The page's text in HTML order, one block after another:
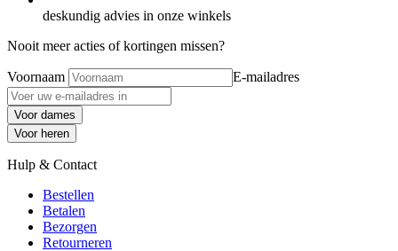
deskundig advies in onze winkels
Nooit meer acties of kortingen missen?
Voornaam E-mailadres
Voor dames
Voor heren
Hulp & Contact
Bestellen
Betalen
Bezorgen
Retourneren